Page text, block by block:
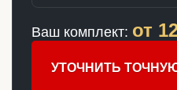
Ваш комплект: от
УТОЧНИТЬ